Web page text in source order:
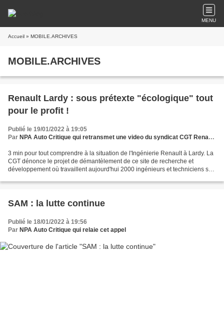
MENU
Accueil » MOBILE.ARCHIVES
MOBILE.ARCHIVES
Renault Lardy : sous prétexte "écologique" tout
pour le profit !
Publié le 19/01/2022 à 19:05
Par NPA Auto Critique qui retransmet une video du syndicat CGT Renault Lardy
3 min pour tout comprendre à la situation de l'Ingénierie Renault à Lardy. La
CGT dénonce le projet de démantèlement de ce site de recherche et
développement où travaillent aujourd'hui 2000 ingénieurs et techniciens sur
SAM : la lutte continue
Publié le 18/01/2022 à 19:56
Par NPA Auto Critique qui relaie cet appel